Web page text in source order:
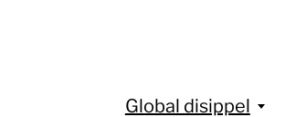
Global disippel